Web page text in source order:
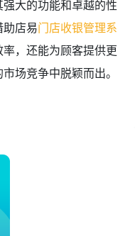
大的功能和卓越的性
店易门店收银管理系
，还能为顾客提供更
场竞争中脱颖而出。